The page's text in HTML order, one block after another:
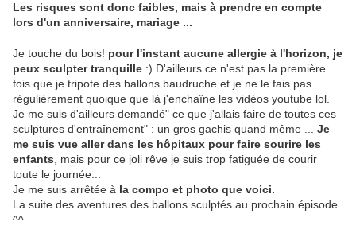
Les risques sont donc faibles, mais à prendre en compte
lors d'un anniversaire, mariage ...
Je touche du bois! pour l'instant aucune allergie à l'horizon, je
peux sculpter tranquille :) D'ailleurs ce n'est pas la première
fois que je tripote des ballons baudruche et je ne le fais pas
régulièrement quoique que là j'enchaîne les vidéos youtube lol.
Je me suis d'ailleurs demandé" ce que j'allais faire de toutes ces
sculptures d'entraînement" : un gros gachis quand même ... Je
me suis vue aller dans les hôpitaux pour faire sourire les
enfants , mais pour ce joli rêve je suis trop fatiguée de courir
toute le journée...
Je me suis arrêtée à la compo et photo que voici.
La suite des aventures des ballons sculptés au prochain épisode
^^